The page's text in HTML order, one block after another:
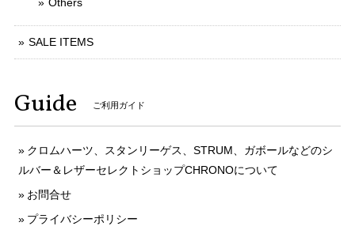
SALE ITEMS
Guide ご利用ガイド
クロムハーツ、スタンリーゲス、STRUM、ガボールなどのシ
ルバー＆レザーセレクトショップCHRONOについて
お問合せ
プライバシーポリシー